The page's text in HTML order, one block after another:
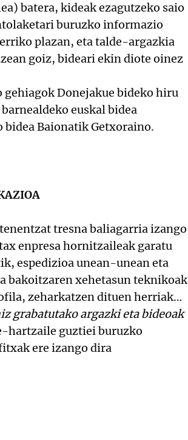
batera, kideak ezagutzeko saio
buruzko informazio
plazan, eta talde-argazkia
goiz, bideari ekin diote oinez
Donejakue bideko hiru
euskal bidea
Baionatik Getxoraino.
tresna baliagarria izango
enpresa hornitzaileak garatu
espedizioa unean-unean eta
bakoitzaren xehetasun teknikoak
zeharkatzen dituen herriak…
grabatutako argazki eta bideoak
hartzaile guztiei buruzko
ere izango dira